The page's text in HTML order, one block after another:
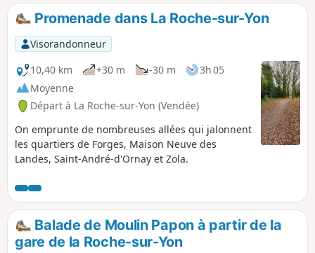
Promenade dans La Roche-sur-Yon
Visorandonneur
10,40 km
+30 m -30 m
3h 05
Moyenne
Départ à La Roche-sur-Yon (Vendée)
On emprunte de nombreuses allées qui jalonnent
les quartiers de Forges, Maison Neuve des
Landes, Saint-André-d'Ornay et Zola.
Balade de Moulin Papon à partir de la
gare de la Roche-sur-Yon